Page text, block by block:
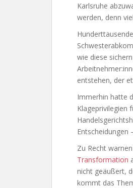
Karlsruhe
werden, denn
wie diese
entstehen, der
Immerhin hatte
Klageprivilegien
Entscheidungen
Zu Recht
Transformation
nicht geäußert,
kommt das